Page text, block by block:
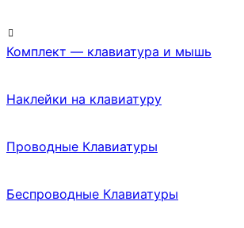
Комплект — клавиатура и мышь
Наклейки на клавиатуру
Проводные Клавиатуры
Беспроводные Клавиатуры